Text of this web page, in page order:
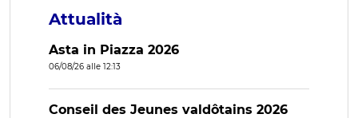
Attualità
Asta in Piazza 2026
06/08/26 alle 12:13
Conseil des Jeunes valdôtains 2026